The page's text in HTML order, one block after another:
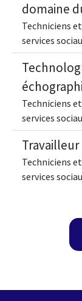
domaine
Techniciens
services
Techniciens
services
Techniciens
services